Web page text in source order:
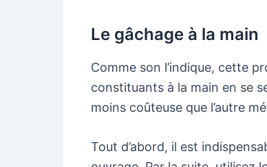
Le gâchage à la main
Comme son l’indique, cette
constituants à la main en se
moins coûteuse que l’autre
Tout d’abord, il est